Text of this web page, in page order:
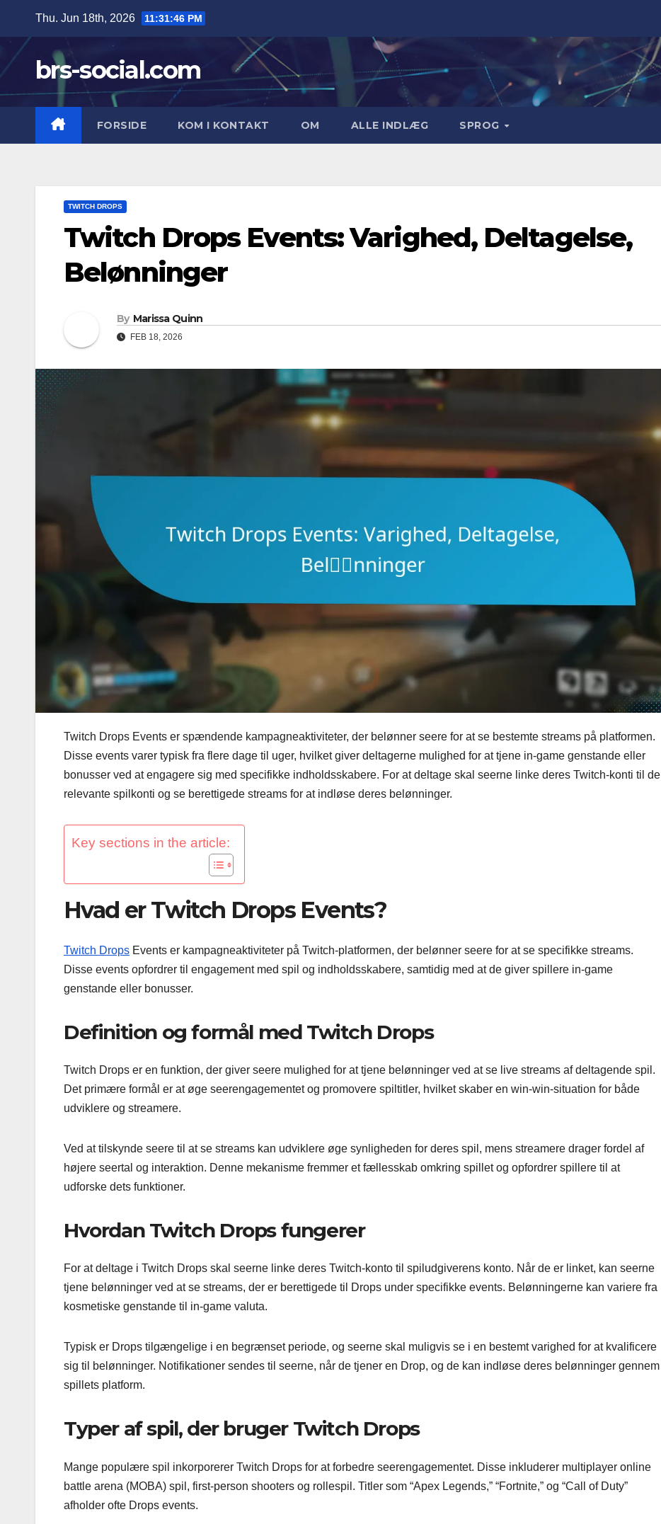
content
Thu. Jun 18th, 2026 11:31:47 PM
brs-social.com
FORSIDE KOM I KONTAKT OM ALLE INDLÆG SPROG
TWITCH DROPS
Twitch Drops Events: Varighed, Deltagelse,
Belønninger
By Marissa Quinn
FEB 18, 2026
Twitch Drops Events er spændende kampagneaktiviteter, der belønner seere for at se bestemte streams på platformen.
Disse events varer typisk fra flere dage til uger, hvilket giver deltagerne mulighed for at tjene in-game genstande eller
bonusser ved at engagere sig med specifikke indholdsskabere. For at deltage skal seerne linke deres Twitch-konti til de
relevante spilkonti og se berettigede streams for at indløse deres belønninger.
Key sections in the article:
Hvad er Twitch Drops Events?
Twitch Drops Events er kampagneaktiviteter på Twitch-platformen, der belønner seere for at se specifikke streams.
Disse events opfordrer til engagement med spil og indholdsskabere, samtidig med at de giver spillere in-game
genstande eller bonusser.
Definition og formål med Twitch Drops
Twitch Drops er en funktion, der giver seere mulighed for at tjene belønninger ved at se live streams af deltagende spil.
Det primære formål er at øge seerengagementet og promovere spiltitler, hvilket skaber en win-win-situation for både
udviklere og streamere.
Ved at tilskynde seere til at se streams kan udviklere øge synligheden for deres spil, mens streamere drager fordel af
højere seertal og interaktion. Denne mekanisme fremmer et fællesskab omkring spillet og opfordrer spillere til at
udforske dets funktioner.
Hvordan Twitch Drops fungerer
For at deltage i Twitch Drops skal seerne linke deres Twitch-konto til spiludgiverens konto. Når de er linket, kan seerne
tjene belønninger ved at se streams, der er berettigede til Drops under specifikke events. Belønningerne kan variere fra
kosmetiske genstande til in-game valuta.
Typisk er Drops tilgængelige i en begrænset periode, og seerne skal muligvis se i en bestemt varighed for at kvalificere
sig til belønninger. Notifikationer sendes til seerne, når de tjener en Drop, og de kan indløse deres belønninger gennem
spillets platform.
Typer af spil, der bruger Twitch Drops
Mange populære spil inkorporerer Twitch Drops for at forbedre seerengagementet. Disse inkluderer multiplayer online
battle arena (MOBA) spil, first-person shooters og rollespil. Titler som “Apex Legends,” “Fortnite,” og “Call of Duty”
afholder ofte Drops events.